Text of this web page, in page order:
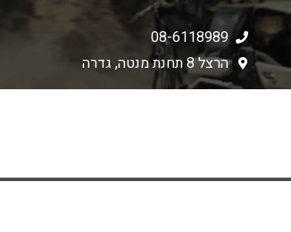
08-6118989
הרצל 8 תחנת מנטה, גדרה